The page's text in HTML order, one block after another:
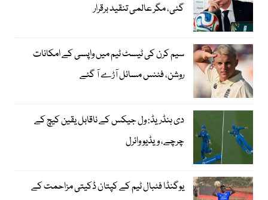
گئی، مگر عالمی تنقید برقرار
سیم کرن کی ٹیسٹ ٹیم میں واپسی کے امکانات
روشن، فٹنس مسائل آڑے آ گئے
دی ہنڈریڈ: ول جیکس کے ناقابل یقین کیچ کے
چرچے، ویڈیو وائرل
یوگنڈا فٹبال ٹیم کے کپتان ڈکیتی مزاحمت کے